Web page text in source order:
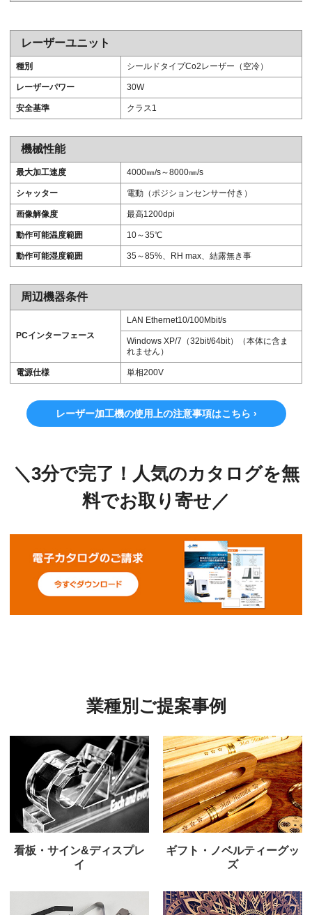
レーザーユニット
種別 シールドタイプCo2レーザー（空冷）
レーザーパワー 30W
安全基準 クラス1
機械性能
最大加工速度 4000㎜/s～8000㎜/s
シャッター 電動（ポジションセンサー付き）
画像解像度 最高1200dpi
動作可能温度範囲 10～35℃
動作可能湿度範囲 35～85%、RH max、結露無き事
周辺機器条件
PCインターフェース
LAN Ethernet10/100Mbit/s
Windows XP/7（32bit/64bit）（本体に含ま
れません）
電源仕様 単相200V
レーザー加工機の使用上の注意事項はこちら ›
＼3分で完了！人気のカタログを無
料でお取り寄せ／
業種別ご提案事例
看板・サイン&ディスプレ
イ
ギフト・ノベルティーグッ
ズ